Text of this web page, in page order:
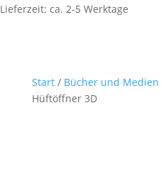
Lieferzeit: ca. 2-5 Werktage
Start/ Bücher und Medien
Hüftöffner 3D